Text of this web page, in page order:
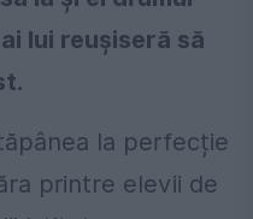
lui reușiseră să
la perfecție
printre elevii de